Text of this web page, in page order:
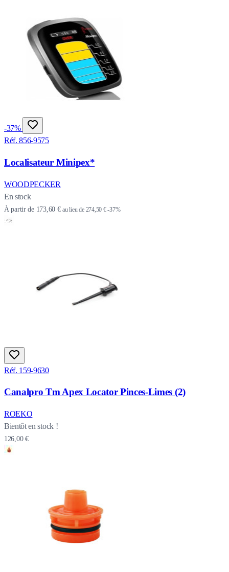
-37%
Réf. 856-9575
Localisateur Minipex*
WOODPECKER
En stock
À partir de 173,60 € au lieu de 274,50 €-37%
Réf. 159-9630
Canalpro Tm Apex Locator Pinces-Limes (2)
ROEKO
Bientôt en stock !
126,00 €